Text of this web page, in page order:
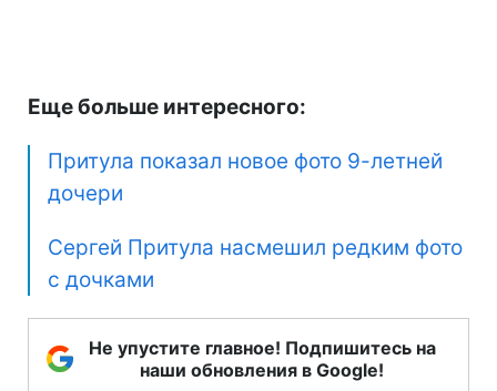
Еще больше интересного:
Притула показал новое фото 9-летней
дочери
Сергей Притула насмешил редким фото
с дочками
Не упустите главное! Подпишитесь на
наши обновления в Google!